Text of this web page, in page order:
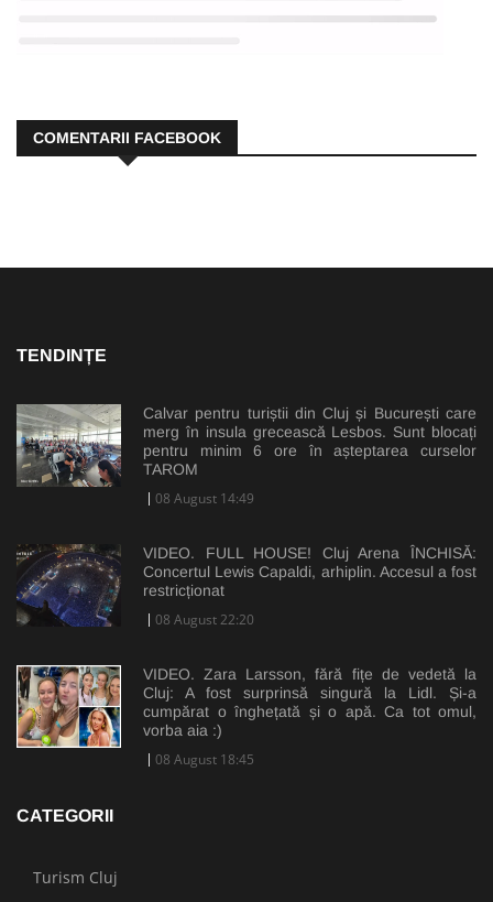
COMENTARII FACEBOOK
TENDINȚE
Calvar pentru turiștii din Cluj și București care
merg în insula grecească Lesbos. Sunt blocați
pentru minim 6 ore în așteptarea curselor
TAROM
08 August 14:49
VIDEO. FULL HOUSE! Cluj Arena ÎNCHISĂ:
Concertul Lewis Capaldi, arhiplin. Accesul a fost
restricționat
08 August 22:20
VIDEO. Zara Larsson, fără fițe de vedetă la
Cluj: A fost surprinsă singură la Lidl. Și-a
cumpărat o înghețată și o apă. Ca tot omul,
vorba aia :)
08 August 18:45
CATEGORII
Turism Cluj